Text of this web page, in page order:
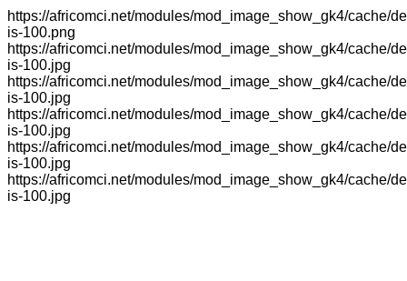
https://africomci.net/modules/mod_image_show_gk4/cache/
is-100.png
https://africomci.net/modules/mod_image_show_gk4/cache/
is-100.jpg
https://africomci.net/modules/mod_image_show_gk4/cache/
is-100.jpg
https://africomci.net/modules/mod_image_show_gk4/cache/
is-100.jpg
https://africomci.net/modules/mod_image_show_gk4/cache/
is-100.jpg
https://africomci.net/modules/mod_image_show_gk4/cache/
is-100.jpg